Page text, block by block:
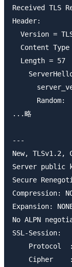
Received TLS
Header:
Version =
Content Type
  Length = 57
      Random:
...略
---
New, TLSv1.2,
Server public
Secure
Compression:
Expansion:
No ALPN
SSL-Session:
Protocol